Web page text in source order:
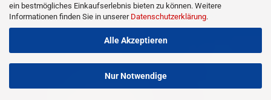
ein bestmögliches Einkaufserlebnis bieten zu können. Weitere
Informationen finden Sie in unserer Datenschutzerklärung.
Alle Akzeptieren
Nur Notwendige
Klicken Sie hier für Informationen zu den Versandkosten